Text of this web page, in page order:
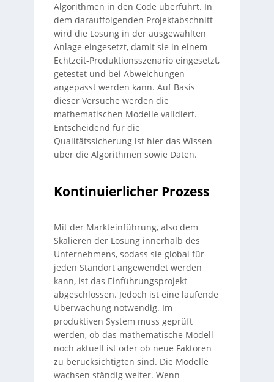
Algorithmen in den Code überführt. In
dem darauffolgenden Projektabschnitt
wird die Lösung in der ausgewählten
Anlage eingesetzt, damit sie in einem
Echtzeit-Produktionsszenario eingesetzt,
getestet und bei Abweichungen
angepasst werden kann. Auf Basis
dieser Versuche werden die
mathematischen Modelle validiert.
Entscheidend für die
Qualitätssicherung ist hier das Wissen
über die Algorithmen sowie Daten.
Kontinuierlicher Prozess
Mit der Markteinführung, also dem
Skalieren der Lösung innerhalb des
Unternehmens, sodass sie global für
jeden Standort angewendet werden
kann, ist das Einführungsprojekt
abgeschlossen. Jedoch ist eine laufende
Überwachung notwendig. Im
produktiven System muss geprüft
werden, ob das mathematische Modell
noch aktuell ist oder ob neue Faktoren
zu berücksichtigten sind. Die Modelle
wachsen ständig weiter. Wenn